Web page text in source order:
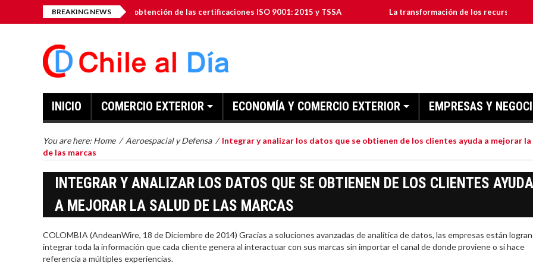
BREAKING NEWS
Dro-Gen Inc. anuncia la obtención de las certificaciones ISO 9001: 2015 y TSSA La transformación de los recursos humanos en
INICIO COMERCIO EXTERIOR ECONOMÍA Y COMERCIO EXTERIOR EMPRESAS Y
You are here: Home / Aeroespacial y Defensa / Integrar y analizar los datos que se obtienen de los clientes ayuda a mejorar la
de las marcas
INTEGRAR Y ANALIZAR LOS DATOS QUE SE OBTIENEN DE LOS CLIENTES AYUDA
A MEJORAR LA SALUD DE LAS MARCAS
COLOMBIA (AndeanWire, 18 de Diciembre de 2014) Gracias a soluciones avanzadas de analítica de datos, las empresas están
integrar toda la información que cada cliente genera al interactuar con sus marcas sin importar el canal de donde proviene o si hace
referencia a múltiples experiencias.